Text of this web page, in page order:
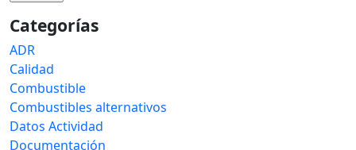
Categorías
ADR
Calidad
Combustible
Combustibles alternativos
Datos Actividad
Documentación